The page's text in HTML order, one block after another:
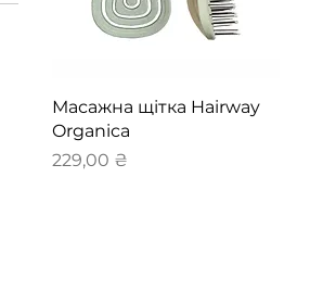
Швидкий перегляд
Масажна щітка Hairway
Organica
Ціна
229,00 ₴